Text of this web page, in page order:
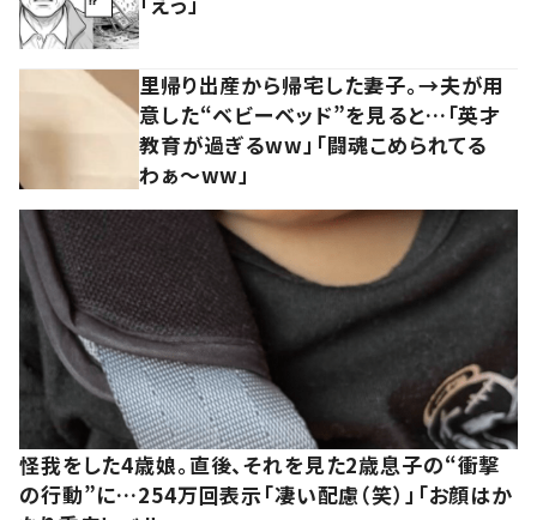
里帰り出産から帰宅した妻子。→夫が用
意した“ベビーベッド”を見ると…「英才
教育が過ぎるww」「闘魂こめられてる
わぁ～ww」
怪我をした4歳娘。直後、それを見た2歳息子の“衝撃
の行動”に…254万回表示「凄い配慮（笑）」「お顔はか